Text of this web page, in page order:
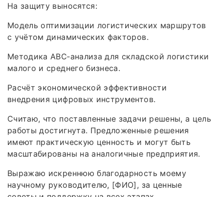
На защиту выносятся:
Модель оптимизации логистических маршрутов
с учётом динамических факторов.
Методика ABC‑анализа для складской логистики
малого и среднего бизнеса.
Расчёт экономической эффективности
внедрения цифровых инструментов.
Считаю, что поставленные задачи решены, а цель
работы достигнута. Предложенные решения
имеют практическую ценность и могут быть
масштабированы на аналогичные предприятия.
Выражаю искреннюю благодарность моему
научному руководителю, [ФИО], за ценные